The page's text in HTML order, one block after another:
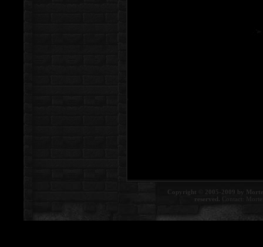
Copyright © 2005-2009 by
reserved. Contact: